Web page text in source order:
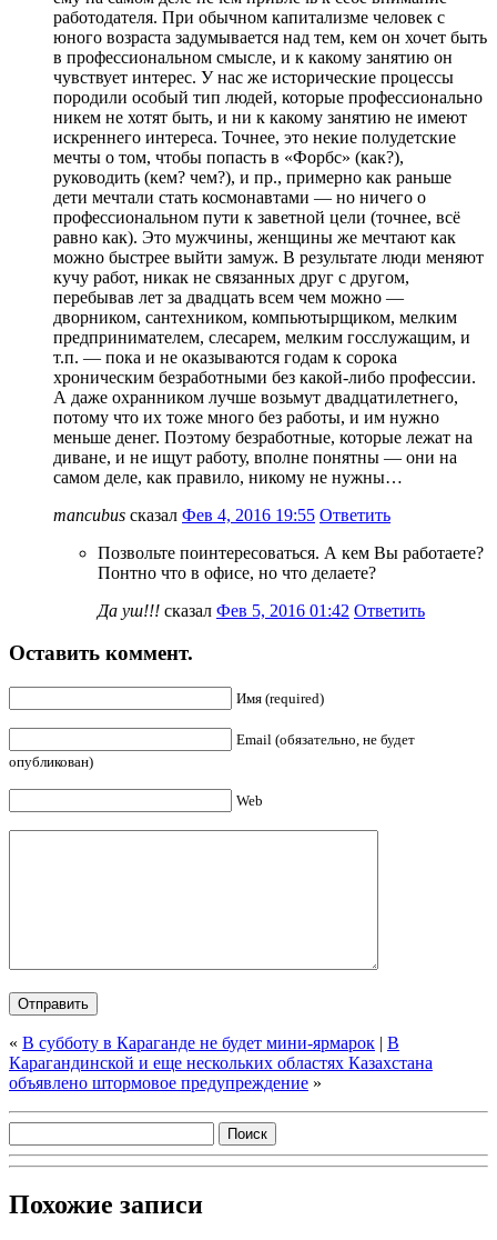
работодателя. При обычном капитализме человек с
юного возраста задумывается над тем, кем он хочет быть
в профессиональном смысле, и к какому занятию он
чувствует интерес. У нас же исторические процессы
породили особый тип людей, которые профессионально
никем не хотят быть, и ни к какому занятию не имеют
искреннего интереса. Точнее, это некие полудетские
мечты о том, чтобы попасть в «Форбс» (как?),
руководить (кем? чем?), и пр., примерно как раньше
дети мечтали стать космонавтами — но ничего о
профессиональном пути к заветной цели (точнее, всё
равно как). Это мужчины, женщины же мечтают как
можно быстрее выйти замуж. В результате люди меняют
кучу работ, никак не связанных друг с другом,
перебывав лет за двадцать всем чем можно —
дворником, сантехником, компьютырщиком, мелким
предпринимателем, слесарем, мелким госслужащим, и
т.п. — пока и не оказываются годам к сорока
хроническим безработными без какой-либо профессии.
А даже охранником лучше возьмут двадцатилетнего,
потому что их тоже много без работы, и им нужно
меньше денег. Поэтому безработные, которые лежат на
диване, и не ищут работу, вполне понятны — они на
самом деле, как правило, никому не нужны…
mancubus сказал Фев 4, 2016 19:55 Ответить
Позвольте поинтересоваться. А кем Вы работаете?
Понтно что в офисе, но что делаете?
Да уш!!! сказал Фев 5, 2016 01:42 Ответить
Оставить коммент.
Имя (required)
Email (обязательно, не будет
опубликован)
Web
« В субботу в Караганде не будет мини-ярмарок | В
Карагандинской и еще нескольких областях Казахстана
объявлено штормовое предупреждение »
Похожие записи